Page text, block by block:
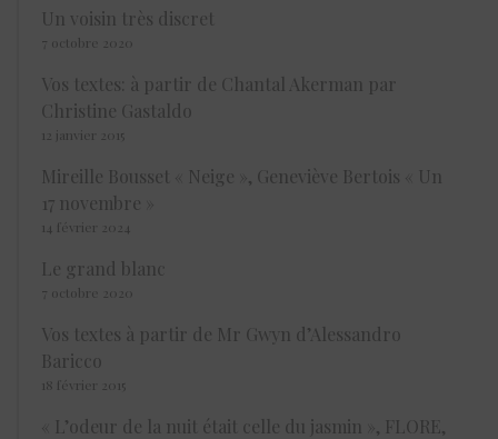
Un voisin très discret
7 octobre 2020
Vos textes: à partir de Chantal Akerman par
Christine Gastaldo
12 janvier 2015
Mireille Bousset « Neige », Geneviève Bertois « Un
17 novembre »
14 février 2024
Le grand blanc
7 octobre 2020
Vos textes à partir de Mr Gwyn d’Alessandro
Baricco
18 février 2015
« L’odeur de la nuit était celle du jasmin », FLORE,